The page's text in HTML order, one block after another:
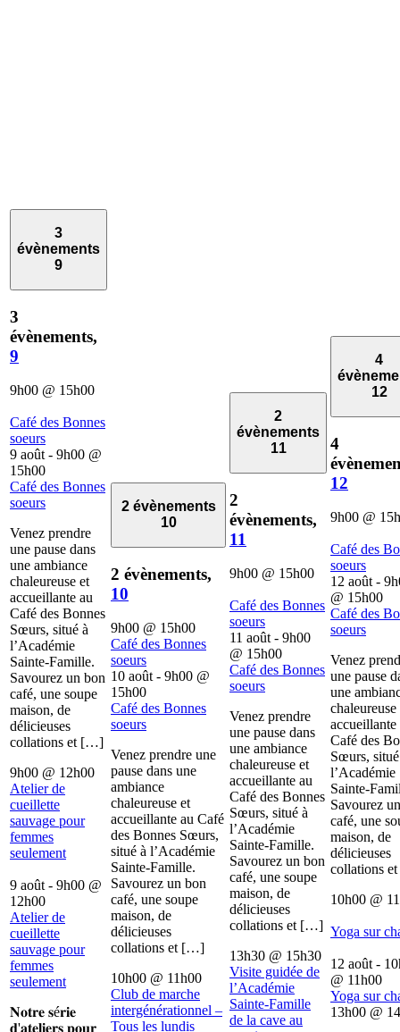
3
évènements
9
3
évènements,
9
9h00 @ 15h00
Café des Bonnes
soeurs
9 août - 9h00 @
15h00
Café des Bonnes
soeurs
Venez prendre
une pause dans
une ambiance
chaleureuse et
accueillante au
Café des Bonnes
Sœurs, situé à
l’Académie
Sainte-Famille.
Savourez un bon
café, une soupe
maison, de
délicieuses
collations et […]
9h00 @ 12h00
Atelier de
cueillette
sauvage pour
femmes
seulement
9 août - 9h00 @
12h00
Atelier de
cueillette
sauvage pour
femmes
seulement
𝐍𝐨𝐭𝐫𝐞 𝐬é𝐫𝐢𝐞
𝐝'𝐚𝐭𝐞𝐥𝐢𝐞𝐫𝐬 𝐩𝐨𝐮𝐫
2 évènements
10
2 évènements,
10
9h00 @ 15h00
Café des Bonnes
soeurs
10 août - 9h00 @
15h00
Café des Bonnes
soeurs
Venez prendre une
pause dans une
ambiance
chaleureuse et
accueillante au Café
des Bonnes Sœurs,
situé à l’Académie
Sainte-Famille.
Savourez un bon
café, une soupe
maison, de
délicieuses
collations et […]
10h00 @ 11h00
Club de marche
intergénérationnel –
Tous les lundis
2
évènements
11
2
évènements,
11
9h00 @ 15h00
Café des Bonnes
soeurs
11 août - 9h00
@ 15h00
Café des Bonnes
soeurs
Venez prendre
une pause dans
une ambiance
chaleureuse et
accueillante au
Café des Bonnes
Sœurs, situé à
l’Académie
Sainte-Famille.
Savourez un bon
café, une soupe
maison, de
délicieuses
collations et […]
13h30 @ 15h30
Visite guidée de
l’Académie
Sainte-Famille
de la cave au
4
12
4
12
9h00 @
Café des
soeurs
12 août -
@ 15h00
Café des
soeurs
Venez
une pause
une
chaleureuse
accueillante
Café des
Sœurs,
l’Académie
Sainte-
Savourez
café, une
maison, de
délicieuses
collations
10h00 @
Yoga sur
12 août -
@ 11h00
Yoga sur
13h00 @